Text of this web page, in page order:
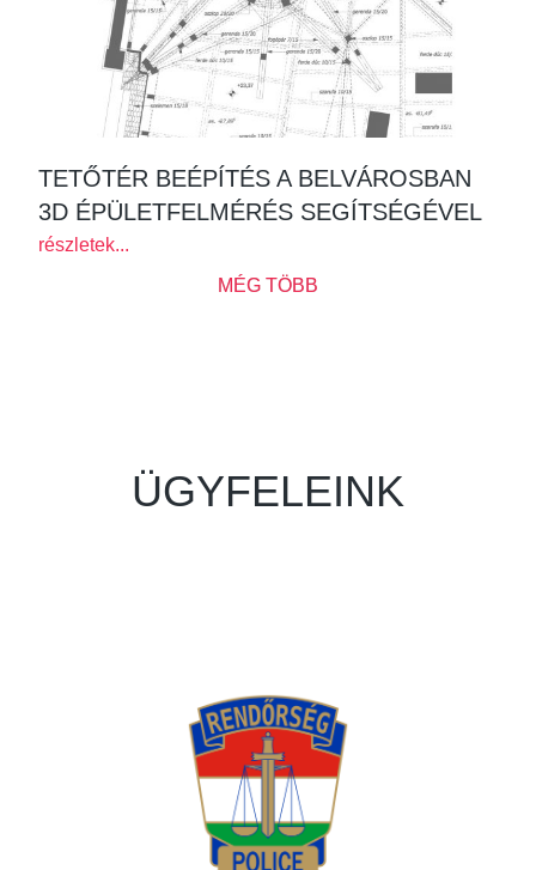
TETŐTÉR BEÉPÍTÉS A BELVÁROSBAN
3D ÉPÜLETFELMÉRÉS SEGÍTSÉGÉVEL
részletek...
MÉG TÖBB
ÜGYFELEINK